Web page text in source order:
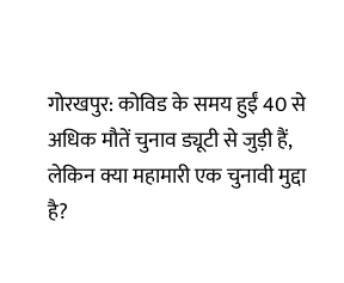
गोरखपुर: कोविड के समय हुईं 40 से
अधिक मौतें चुनाव ड्यूटी से जुड़ी हैं,
लेकिन क्या महामारी एक चुनावी मुद्दा
है?